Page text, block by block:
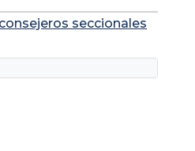
seccionales